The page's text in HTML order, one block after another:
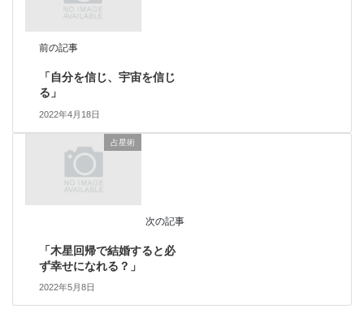
前の記事
「自分を信じ、宇宙を信じ
る」
2022年4月18日
占星術
次の記事
「木星回帰で結婚すると必
ず幸せになれる？」
2022年5月8日